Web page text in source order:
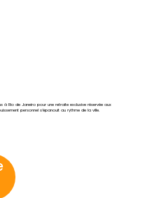
à Rio de Janeiro pour une retraite exclusive réservée aux
personnel s'épanouit au rythme de la ville.